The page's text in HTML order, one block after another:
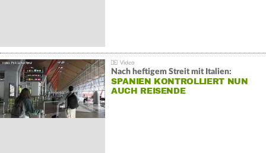
Nach heftigem Streit mit Italien:
SPANIEN KONTROLLIERT NUN
AUCH REISENDE